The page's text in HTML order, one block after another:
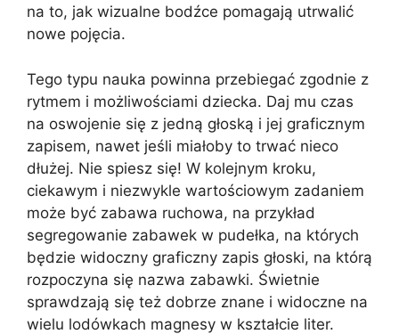
na to, jak wizualne bodźce pomagają utrwalić
nowe pojęcia.
Tego typu nauka powinna przebiegać zgodnie z
rytmem i możliwościami dziecka. Daj mu czas
na oswojenie się z jedną głoską i jej graficznym
zapisem, nawet jeśli miałoby to trwać nieco
dłużej. Nie spiesz się! W kolejnym kroku,
ciekawym i niezwykle wartościowym zadaniem
może być zabawa ruchowa, na przykład
segregowanie zabawek w pudełka, na których
będzie widoczny graficzny zapis głoski, na którą
rozpoczyna się nazwa zabawki. Świetnie
sprawdzają się też dobrze znane i widoczne na
wielu lodówkach magnesy w kształcie liter.